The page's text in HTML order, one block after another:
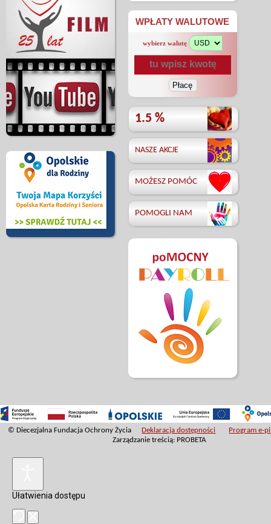
WPŁATY WALUTOWE
wybierz walutę
1.5 %
NASZE AKCJE
MOŻESZ POMÓC
POMOGLI NAM
© Diecezjalna Fundacja Ochrony Życia Deklaracja dostępności
Program e-
Zarządzanie treścią: PROBETA
Ułatwienia dostępu